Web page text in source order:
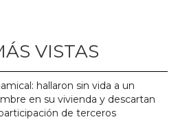
VISTAS
hallaron sin vida a un
en su vivienda y descartan
de terceros